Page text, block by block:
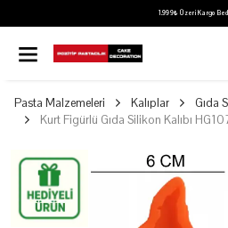
1.999₺ Üzeri Kargo
Pasta Malzemeleri Kalıplar
Gıda
Kurt Figürlü Gıda Silikon Kalıbı